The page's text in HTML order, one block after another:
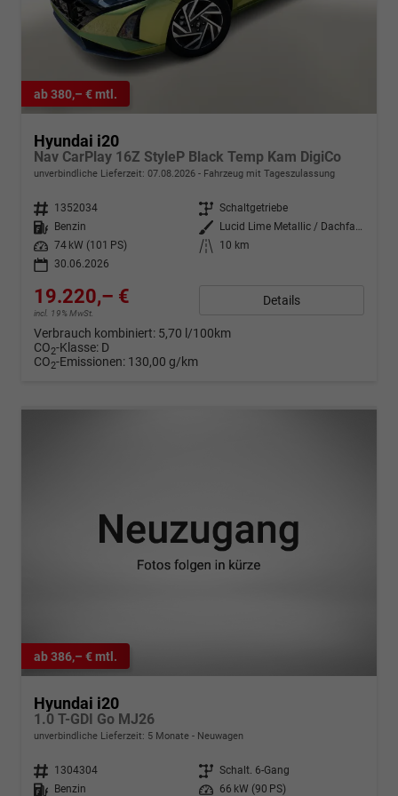
ab 380,– € mtl.
Hyundai i20
Nav CarPlay 16Z StyleP Black Temp Kam DigiCo
unverbindliche Lieferzeit: 07.08.2026 Fahrzeug mit Tageszulassung
Fahrzeugnr. 1352034 Getriebe Schaltgetriebe
Kraftstoff
Benzin Außenfarbe
Lucid Lime Metallic / Dachfarbe
Leistung
74 kW (101 PS) Kilometerstand
10 km
30.06.2026
19.220,– €
incl. 19% MwSt.
Details
Verbrauch kombiniert: 5,70 l/100km
CO2-Klasse: D
CO2-Emissionen: 130,00 g/km
ab 386,– € mtl.
Hyundai i20
1.0 T-GDI Go MJ26
unverbindliche Lieferzeit: 5 Monate Neuwagen
Fahrzeugnr. 1304304 Getriebe Schalt. 6-Gang
Kraftstoff
Benzin Leistung 66 kW (90 PS)